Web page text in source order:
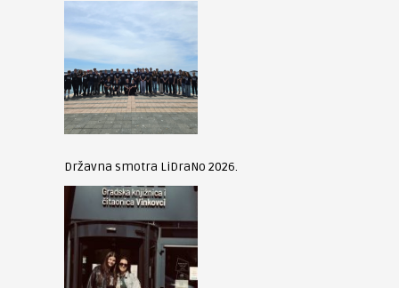
Državna smotra LiDraNo 2026.